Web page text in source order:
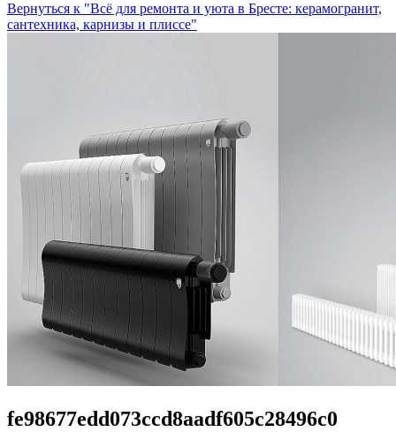
Вернуться к "Всё для ремонта и уюта в Бресте: керамогранит,
сантехника, карнизы и плиссе"
fe98677edd073ccd8aadf605c28496c0